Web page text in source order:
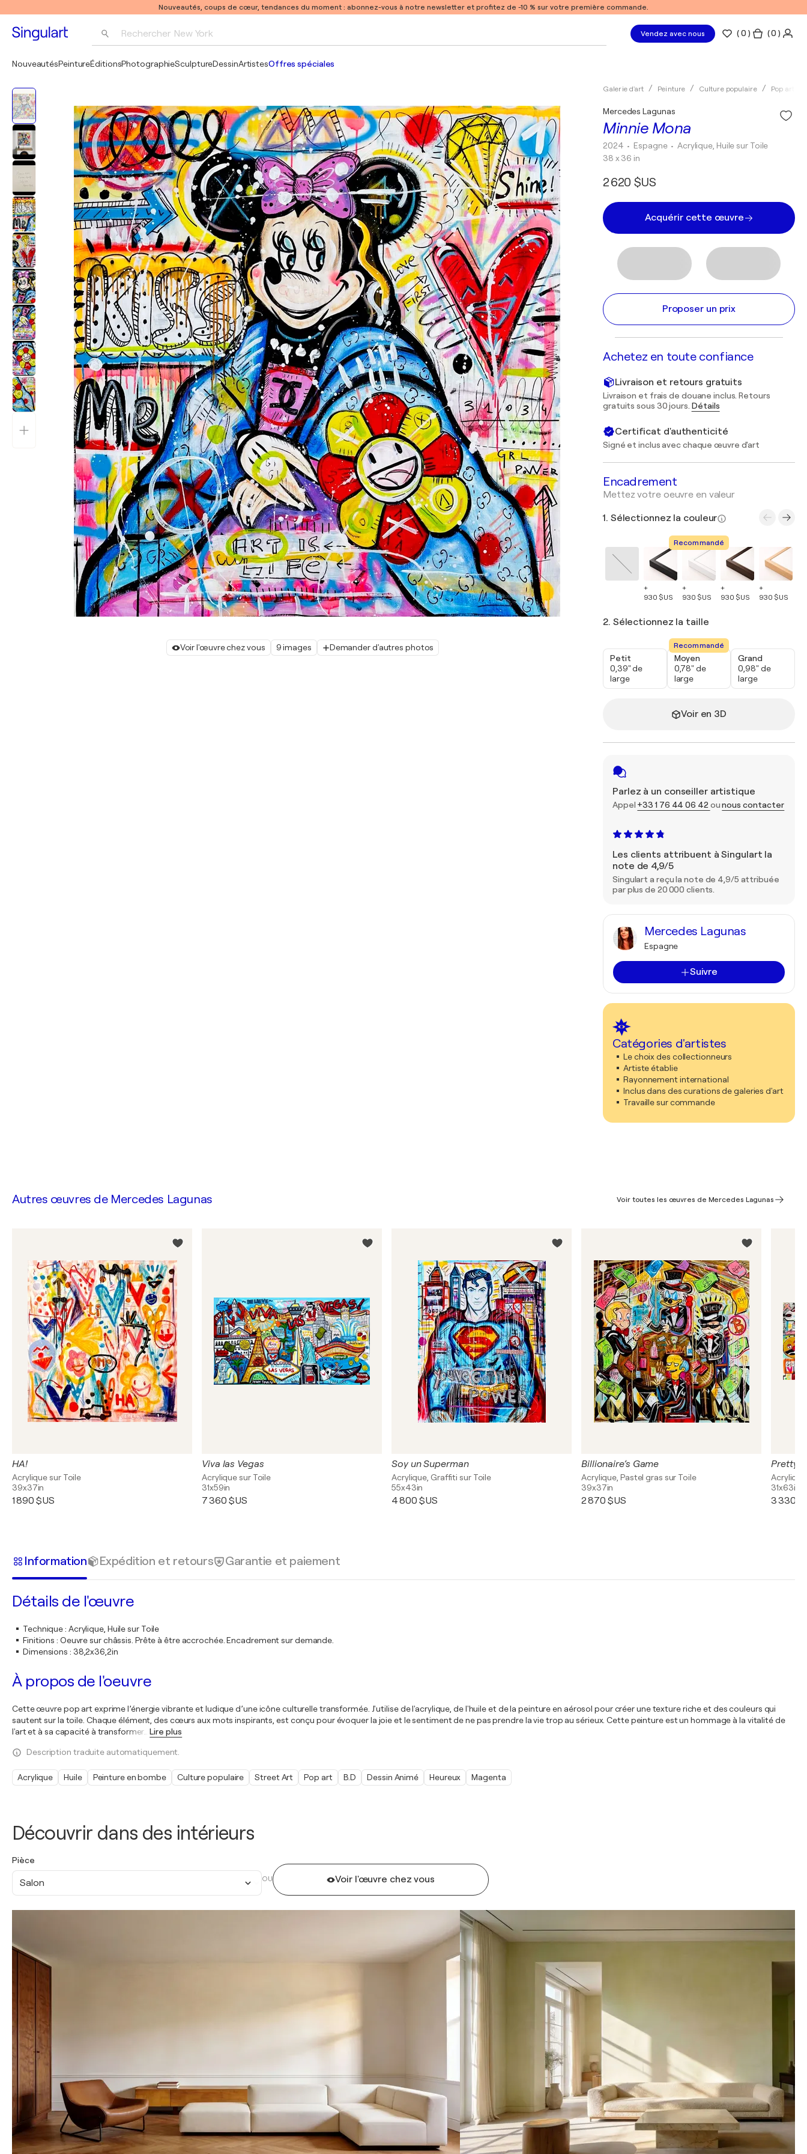
Nouveautés, coups de cœur, tendances du moment : abonnez-vous à notre newsletter et profitez de -10 % sur votre première commande.
Rechercher New York
Pablo Picasso
Vendez avec nous (0 ) ( 0 )
NouveautésPeintureÉditionsPhotographieSculptureDessinArtistesOffres spéciales
Voir l'œuvre chez vous 9 images Demander d'autres photos
Galerie d'art Peinture Culture populaire Pop art
Minnie Mona
Mercedes Lagunas
2024 • Espagne • Acrylique, Huile sur Toile
38 x 36 in
2 620 $US
Acquérir cette œuvre
Proposer un prix
Achetez en toute confiance
Livraison et retours gratuits
Livraison et frais de douane inclus. Retours
gratuits sous 30 jours. Détails
Certificat d'authenticité
Signé et inclus avec chaque œuvre d'art
Encadrement
Mettez votre oeuvre en valeur
1. Sélectionnez la couleur
+
930 $US
Recommandé
+
930 $US
+
930 $US
+
930 $US
2. Sélectionnez la taille
Petit
0,39" de
large
Recommandé
Moyen
0,78" de
large
Grand
0,98" de
large
Voir en 3D
Parlez à un conseiller artistique
Appel +33 1 76 44 06 42 ounous contacter
Les clients attribuent à Singulart la
note de 4,9/5
Singulart a reçu la note de 4,9/5 attribuée
par plus de 20 000 clients.
Mercedes Lagunas
Espagne
Suivre
Catégories d'artistes
Le choix des collectionneurs
Artiste établie
Rayonnement international
Inclus dans des curations de galeries d'art
Travaille sur commande
Découvrir dans des intérieurs
Pièce
Salon OU Voir l'œuvre chez vous
Autres œuvres de Mercedes Lagunas Voir toutes les œuvres de Mercedes Lagunas
HA!
Acrylique sur Toile
39x37in
1 890 $US
Viva las Vegas
Acrylique sur Toile
31x59in
7 360 $US
Soy un Superman
Acrylique, Graffiti sur Toile
55x43in
4 800 $US
Billionaire’s Game
Acrylique, Pastel gras sur Toile
39x37in
2 870 $US
Pretty
31x63in
3 330
Information Expédition et retours Garantie et paiement
Détails de l'œuvre
Technique: Acrylique, Huile sur Toile
Finitions : Oeuvre sur châssis. Prête à être accrochée. Encadrement sur demande.
Dimensions : 38,2x36,2in
À propos de l'oeuvre
Cette œuvre pop art exprime l’énergie vibrante et ludique d’une icône culturelle transformée. J'utilise de l'acrylique, de l'huile et de la peinture en aérosol pour créer une texture riche et des couleurs qui
sautent sur la toile. Chaque élément, des cœurs aux mots inspirants, est conçu pour évoquer la joie et le sentiment de ne pas prendre la vie trop au sérieux. Cette peinture est un hommage à la vitalité de
l'art et à sa capacité à transformer… Lire plus
Description traduite automatiquement.
Acrylique Huile Peinture en bombe Culture populaire Street Art Pop art B.D Dessin Animé Heureux Magenta